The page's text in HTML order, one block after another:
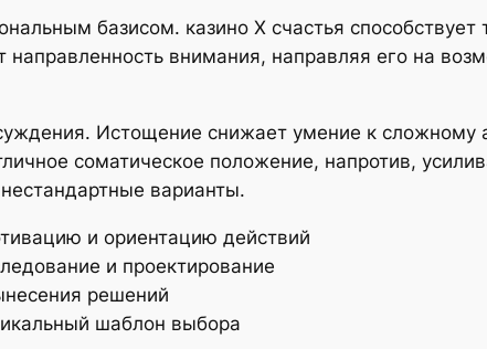
базисом. казино Х счастья
внимания, направляя его на
Истощение снижает умение к сложному
соматическое положение, напротив,
варианты.
и ориентацию действий
и проектирование
решений
шаблон выбора